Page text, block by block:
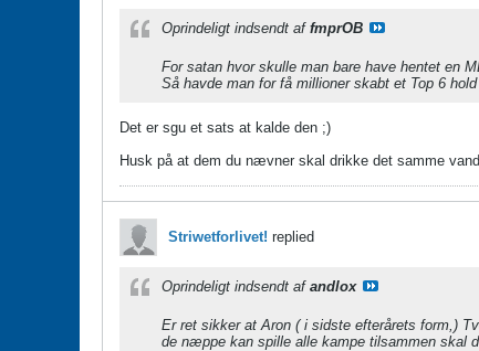
Oprindeligt indsendt af fmprOB
For satan hvor skulle man bare have hentet en
Så havde man for få millioner skabt et Top 6
Det er sgu et sats at kalde den ;)
Husk på at dem du nævner skal drikke det samme
Striwetforlivet! replied
Oprindeligt indsendt af andlox
Er ret sikker at Aron ( i sidste efterårets form,)
de næppe kan spille alle kampe tilsammen skal